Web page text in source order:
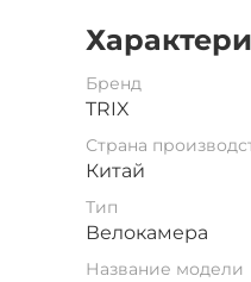
Бренд
TRIX
Страна
Китай
Тип
Велокамера
Название модели